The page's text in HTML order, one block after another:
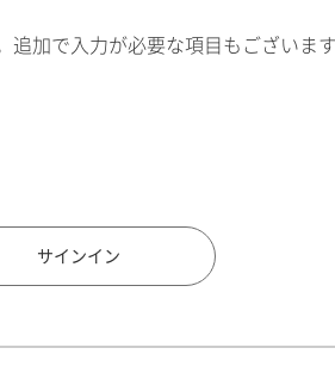
住所検索
加で入力が必要な項目もございます
サインイン